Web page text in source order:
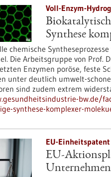
Voll-Enzym-
Synthese
chemische
Die Arbeitsgruppe von Prof.
Enzymen poröse, feste
unter deutlich umwelt-
sind zudem extrem
bw.de/
synthese-komplexer-
EU-Einheitspatent
EU-